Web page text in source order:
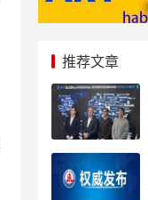
推荐文章